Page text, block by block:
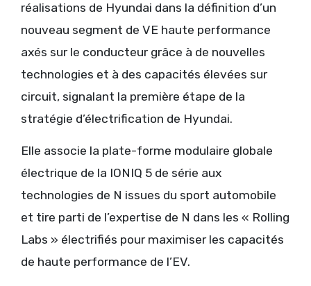
réalisations de Hyundai dans la définition d’un
nouveau segment de VE haute performance
axés sur le conducteur grâce à de nouvelles
technologies et à des capacités élevées sur
circuit, signalant la première étape de la
stratégie d’électrification de Hyundai.
Elle associe la plate-forme modulaire globale
électrique de la IONIQ 5 de série aux
technologies de N issues du sport automobile
et tire parti de l’expertise de N dans les « Rolling
Labs » électrifiés pour maximiser les capacités
de haute performance de l’EV.